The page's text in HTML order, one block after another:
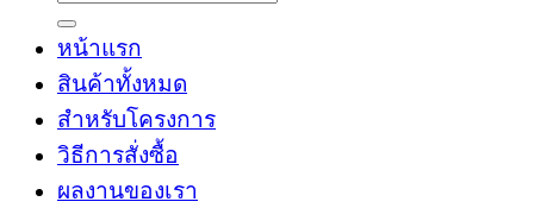
หน้าแรก
สินค้าทั้งหมด
สำหรับโครงการ
วิธีการสั่งซื้อ
ผลงานของเรา